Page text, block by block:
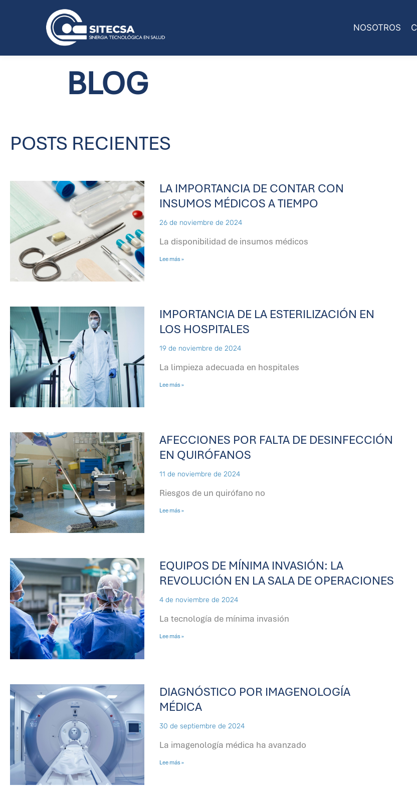
NOSOTROS
BLOG
POSTS RECIENTES
LA IMPORTANCIA DE CONTAR CON
INSUMOS MÉDICOS A TIEMPO
26 de noviembre de 2024
La disponibilidad de insumos médicos
Lee más »
IMPORTANCIA DE LA ESTERILIZACIÓN EN
LOS HOSPITALES
19 de noviembre de 2024
La limpieza adecuada en hospitales
Lee más »
AFECCIONES POR FALTA DE DESINFECCIÓN
EN QUIRÓFANOS
11 de noviembre de 2024
Riesgos de un quirófano no
Lee más »
EQUIPOS DE MÍNIMA INVASIÓN: LA
REVOLUCIÓN EN LA SALA DE OPERACIONES
4 de noviembre de 2024
La tecnología de mínima invasión
Lee más »
DIAGNÓSTICO POR IMAGENOLOGÍA
MÉDICA
30 de septiembre de 2024
La imagenología médica ha avanzado
Lee más »